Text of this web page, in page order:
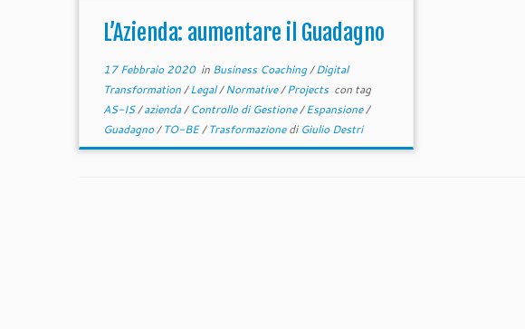
L’Azienda: aumentare il Guadagno
17 Febbraio 2020in Business Coaching/Digital
Transformation/Legal/Normative/Projects con tag
AS-IS/azienda/Controllo di Gestione/Espansione/
Guadagno/TO-BE/Trasformazionedi Giulio Destri